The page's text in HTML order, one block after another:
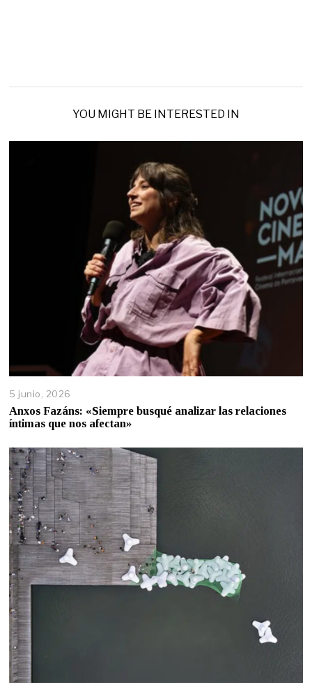
YOU MIGHT BE INTERESTED IN
5 junio, 2026
Anxos Fazáns: «Siempre busqué analizar las relaciones
íntimas que nos afectan»